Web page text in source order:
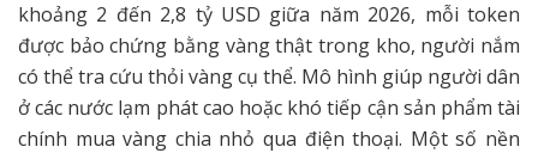
khoảng 2 đến 2,8 tỷ USD giữa năm 2026, mỗi token
được bảo chứng bằng vàng thật trong kho, người nắm
có thể tra cứu thỏi vàng cụ thể. Mô hình giúp người dân
ở các nước lạm phát cao hoặc khó tiếp cận sản phẩm tài
chính mua vàng chia nhỏ qua điện thoại. Một số nền